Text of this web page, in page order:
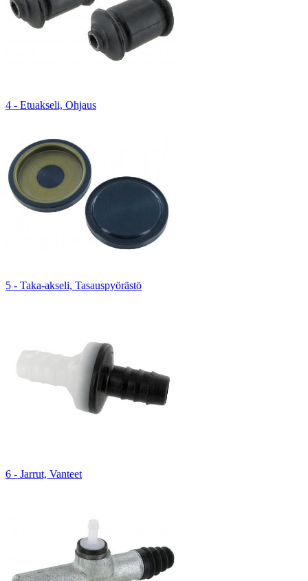
4 - Etuakseli, Ohjaus
5 - Taka-akseli, Tasauspyörästö
6 - Jarrut, Vanteet